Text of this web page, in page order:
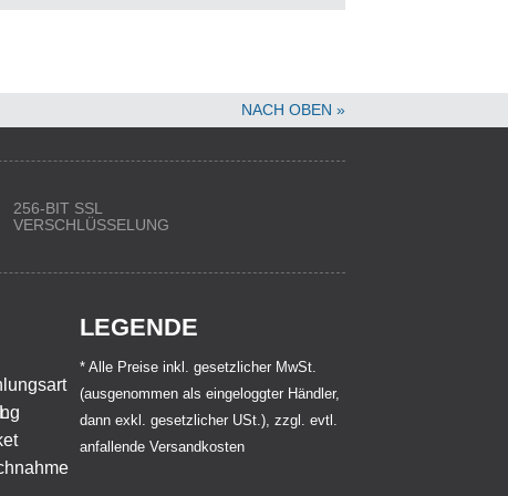
NACH OBEN »
256-BIT SSL
VERSCHLÜSSELUNG
LEGENDE
* Alle Preise inkl. gesetzlicher MwSt.
(ausgenommen als eingeloggter Händler,
dann exkl. gesetzlicher USt.), zzgl. evtl.
anfallende Versandkosten